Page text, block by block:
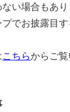
い場合もあ
でお披露目
こちらからご